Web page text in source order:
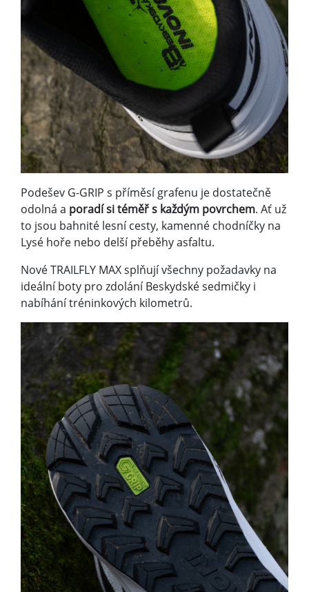
Podešev G-GRIP s příměsí grafenu je dostatečně
odolná a poradí si téměř s každým povrchem. Ať už
to jsou bahnité lesní cesty, kamenné chodníčky na
Lysé hoře nebo delší přeběhy asfaltu.
Nové TRAILFLY MAX splňují všechny požadavky na
ideální boty pro zdolání Beskydské sedmičky i
nabíhání tréninkových kilometrů.